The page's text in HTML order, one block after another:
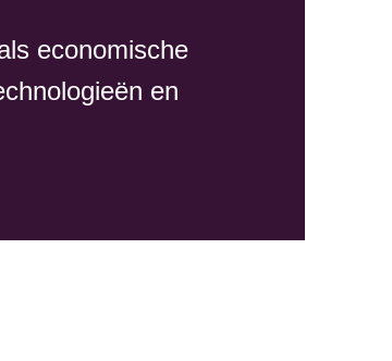
economische
en